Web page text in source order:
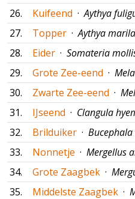
26.
Kuifeend ·Aythya
27.
Topper ·Aythya marila
28.
Eider · Somateria
29.
Grote Zee-eend ·
30.
Zwarte Zee-eend ·
31.
IJseend · Clangula
32.
Brilduiker ·
33.
Nonnetje · Mergellus
34.
Grote Zaagbek ·
35.
Middelste Zaagbek ·